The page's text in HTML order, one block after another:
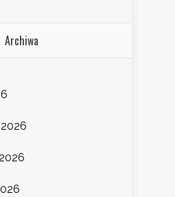
Archiwa